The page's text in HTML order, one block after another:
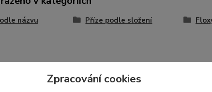
názvu Příze podle složení
Zpracování cookies